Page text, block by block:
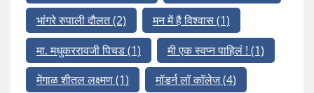
भांगरे रुपाली दौलत(2) मन में है विश्वास(1)
मा. मधुकररावजी पिचड(1) मी एक स्वप्न पाहिलं ! (1)
मेंगाळ शीतल लक्ष्मण(1) मॉडर्न लॉ कॉलेज(4)